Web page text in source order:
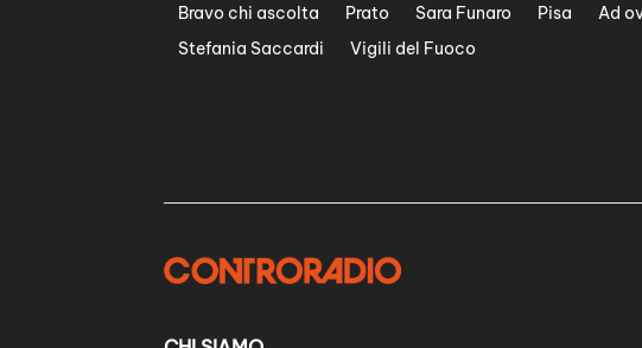
Bravo chi ascolta
Prato Sara Funaro Pisa Ad
Stefania Saccardi
Vigili del Fuoco